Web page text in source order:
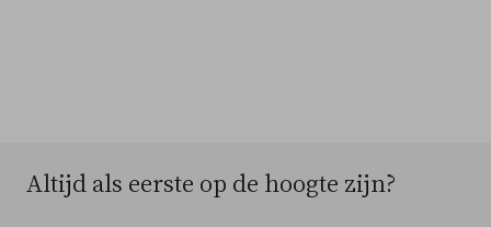
Altijd als eerste op de hoogte zijn?